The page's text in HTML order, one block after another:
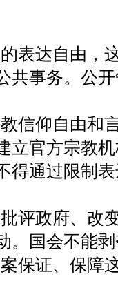
表达自由，
共事务。公
信仰自由和
立官方宗教
得通过限制
评政府、改
。国会不能
保证、保障